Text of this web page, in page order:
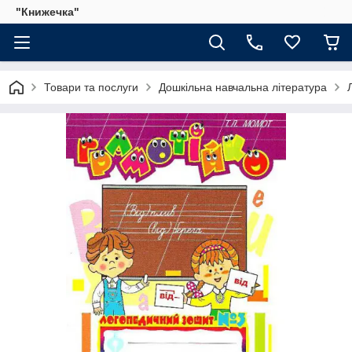
"Книжечка"
Товари та послуги Дошкільна навчальна література